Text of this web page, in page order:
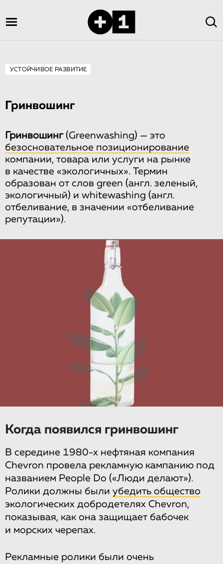
УСТОЙЧИВОЕ РАЗВИТИЕ
Гринвошинг
Гринвошинг(Greenwashing) — это
безосновательное позиционирование
компании, товара или услуги на рынке
в качестве «экологичных». Термин
образован от слов green (англ. зеленый,
экологичный) и whitewashing (англ.
отбеливание, в значении «отбеливание
репутации»).
Когда появился гринвошинг
В середине 1980-х нефтяная компания
Chevron провела рекламную кампанию под
названием People Do («Люди делают»).
Ролики должны были убедить общество
экологических добродетелях Chevron,
показывая, как она защищает бабочек
и морских черепах.
Рекламные ролики были очень